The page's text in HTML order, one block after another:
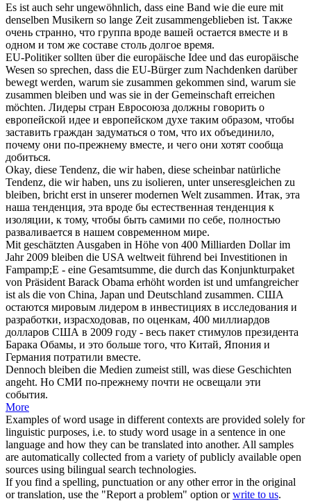
Es ist auch sehr ungewöhnlich, dass eine Band wie die eure mit
denselben Musikern so lange Zeit zusammengeblieben ist. Также
очень странно, что группа вроде вашей остается вместе и в
одном и том же составе столь долгое время.
EU-Politiker sollten über die europäische Idee und das europäische
Wesen so sprechen, dass die EU-Bürger zum Nachdenken darüber
bewegt werden, warum sie zusammen gekommen sind, warum sie
zusammen bleiben und was sie in der Gemeinschaft erreichen
möchten. Лидеры стран Евросоюза должны говорить о
европейской идее и европейском духе таким образом, чтобы
заставить граждан задуматься о том, что их объединило,
почему они по-прежнему вместе, и чего они хотят сообща
добиться.
Okay, diese Tendenz, die wir haben, diese scheinbar natürliche
Tendenz, die wir haben, uns zu isolieren, unter unseresgleichen zu
bleiben, bricht erst in unserer modernen Welt zusammen. Итак, эта
наша тенденция, эта вроде бы естественная тенденция к
изоляции, к тому, чтобы быть самими по себе, полностью
разваливается в нашем современном мире.
Mit geschätzten Ausgaben in Höhe von 400 Milliarden Dollar im
Jahr 2009 bleiben die USA weltweit führend bei Investitionen in
Fampamp;E - eine Gesamtsumme, die durch das Konjunkturpaket
von Präsident Barack Obama erhöht worden ist und umfangreicher
ist als die von China, Japan und Deutschland zusammen. США
остаются мировым лидером в инвестициях в исследования и
разработки, израсходовав, по оценкам, 400 миллиардов
долларов США в 2009 году - весь пакет стимулов президента
Барака Обамы, и это больше того, что Китай, Япония и
Германия потратили вместе.
Dennoch bleiben die Medien zumeist still, was diese Geschichten
angeht. Но СМИ по-прежнему почти не освещали эти
события.
More
Examples of word usage in different contexts are provided solely for
linguistic purposes, i.e. to study word usage in a sentence in one
language and how they can be translated into another. All samples
are automatically collected from a variety of publicly available open
sources using bilingual search technologies.
If you find a spelling, punctuation or any other error in the original
or translation, use the "Report a problem" option orwrite to us.